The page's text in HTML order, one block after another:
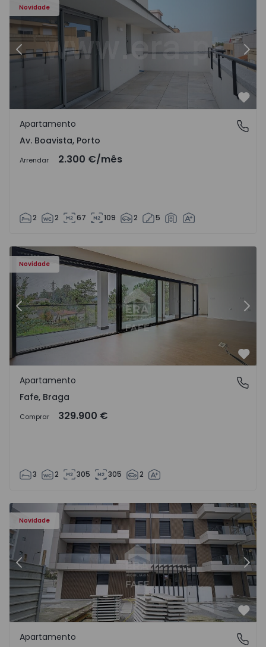
Novidade
Anterior
Av. Boavista, Porto
Apartamento
Av. Boavista, Porto
Arrendar 2.300 €/mês
2 2 67 109 2 5
Novidade
Anterior
Fafe, Braga
Apartamento
Fafe, Braga
Comprar 329.900 €
3 2 305 305 2
Novidade
Anterior
Fafe, Braga
Apartamento